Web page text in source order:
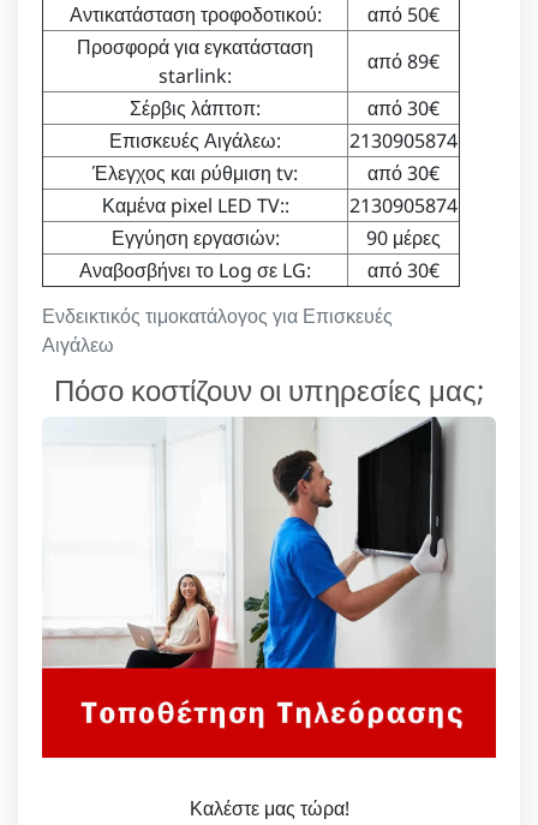
Ενδεικτικός τιμοκατάλογος για Επισκευές
Αιγάλεω
Αντικατάσταση τροφοδοτικού:
από 50€
Προσφορά για εγκατάσταση
starlink:
από 89€
Σέρβις λάπτοπ:
από 30€
Επισκευές Αιγάλεω:
2130905874
Έλεγχος και ρύθμιση tv:
από 30€
Καμένα pixel LED TV::
2130905874
Εγγύηση εργασιών:
90 μέρες
Αναβοσβήνει το Log σε LG:
από 30€
Πόσο κοστίζουν οι υπηρεσίες μας;
Καλέστε μας τώρα!